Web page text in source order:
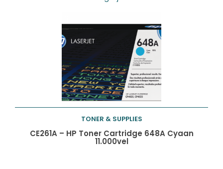
Toevoegen aan
TONER & SUPPLIES
CE261A – HP Toner Cartridge 648A Cyaan
11.000vel